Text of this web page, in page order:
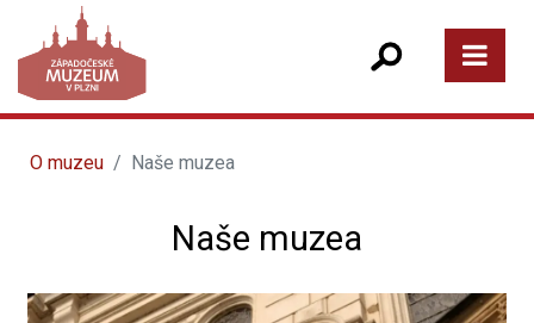
O muzeu Naše muzea
Naše muzea